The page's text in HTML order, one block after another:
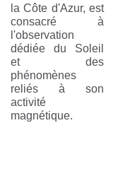
la Côte d'Azur, est
consacré à
l'observation
dédiée du Soleil
et des
phénomènes
reliés à son
activité
magnétique.